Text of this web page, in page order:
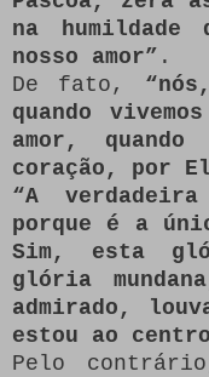
na humildade
nosso amor” .
De fato,
quando
amor,
coração, por
“A
porque é a
Sim, esta
glória
admirado,
estou ao
Pelo